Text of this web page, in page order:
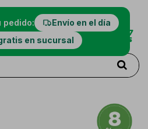
pedido:
Envío en el día
en sucursal